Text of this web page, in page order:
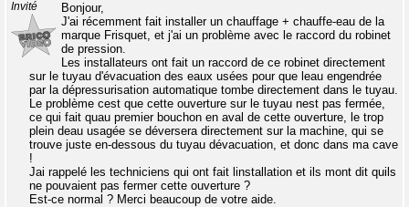
Invité
Bonjour,
J'ai récemment fait installer un chauffage + chauffe-eau de la
marque Frisquet, et j'ai un problème avec le raccord du robinet
de pression.
Les installateurs ont fait un raccord de ce robinet directement
sur le tuyau d'évacuation des eaux usées pour que leau engendrée
par la dépressurisation automatique tombe directement dans le tuyau.
Le problème cest que cette ouverture sur le tuyau nest pas fermée,
ce qui fait quau premier bouchon en aval de cette ouverture, le trop
plein deau usagée se déversera directement sur la machine, qui se
trouve juste en-dessous du tuyau dévacuation, et donc dans ma cave
!
Jai rappelé les techniciens qui ont fait linstallation et ils mont dit quils
ne pouvaient pas fermer cette ouverture ?
Est-ce normal ? Merci beaucoup de votre aide.